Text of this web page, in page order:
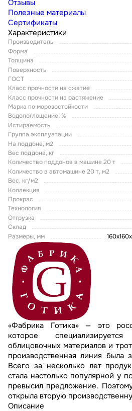
Отзывы
Полезные материалы
Сертификаты
Характеристики
Производитель
Форма
Толщина
Поверхность
ГОСТ
Класс прочности на сжатие
Класс прочности на растяжение
Марка по морозостойкости
Водопоглощение, %
Истираемость
Группа эксплуатации
На поддоне, м2
Вес поддона, кг
Количество поддонов в машине 20 т
Количество в автомашине 20 т, м2
Вес, кг/м2
Коллекция
Прокрас
Технология
Отгрузка
Склад
Размеры, мм
«Фабрика Готика» — это
которое
облицовочных материалов и
производственная линия была
Всего за несколько лет
стала настолько популярной у
превысил предложение.
открыла вторую
Описание